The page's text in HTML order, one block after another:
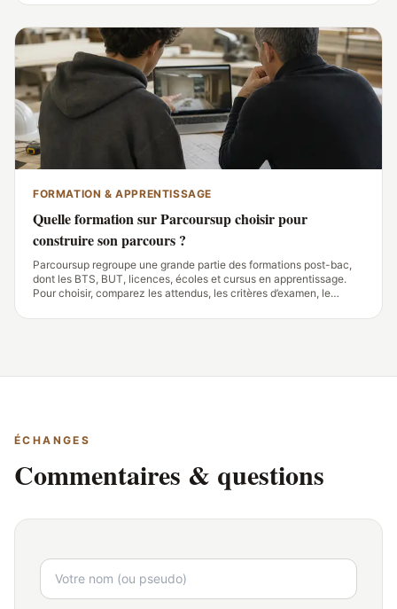
cotisations et le coût du
FORMATION & APPRENTISSAGE
Quelle formation sur Parcoursup choisir pour
construire son parcours ?
Parcoursup regroupe une grande partie des formations post-bac,
dont les BTS, BUT, licences, écoles et cursus en apprentissage.
Pour choisir, comparez les attendus, les critères d’examen, le
d’alternance de chaque fiche.
ÉCHANGES
Commentaires & questions